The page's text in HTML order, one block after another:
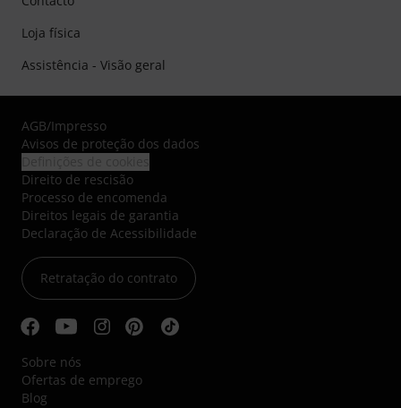
Loja física
Assistência - Visão geral
AGB/Impresso
Avisos de proteção dos dados
Direito de rescisão
Processo de encomenda
Direitos legais de garantia
Declaração de Acessibilidade
Retratação do contrato
Sobre nós
Ofertas de emprego
Blog